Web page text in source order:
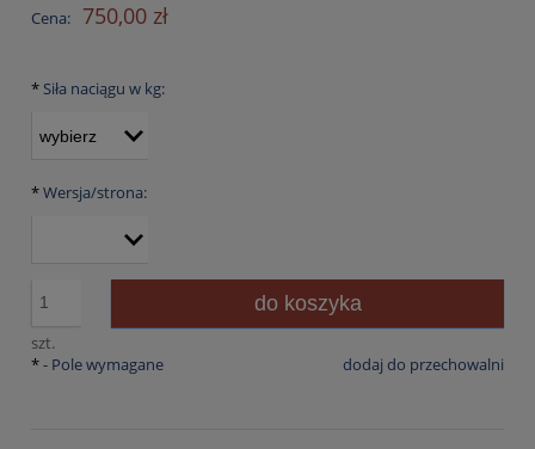
Cena: 750,00 zł
* Siła naciągu w kg:
*Wersja/strona:
szt.
do koszyka
dodaj do przechowalni
*- Pole wymagane